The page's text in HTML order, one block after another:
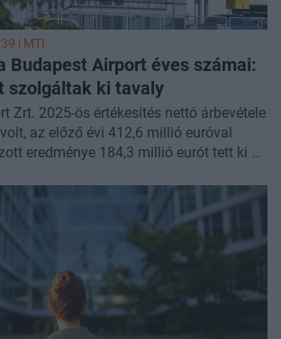
| MTI
Budapest Airport éves számai:
szolgáltak ki tavaly
Zrt. 2025-ös értékesítés nettó árbevétele
az előző évi 412,6 millió euróval
eredménye 184,3 millió eurót tett ki a
nyilvánosan elérhető